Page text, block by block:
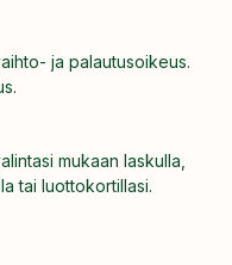
ja palautusoikeus.
mukaan laskulla,
tai luottokortillasi.